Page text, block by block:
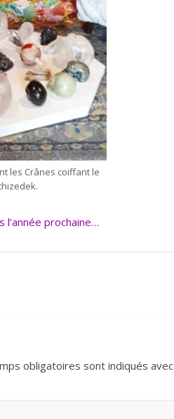
les Crânes coiffant le
l’année prochaine…
obligatoires sont indiqués avec